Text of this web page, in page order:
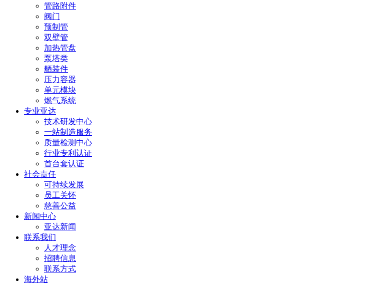
管路附件
阀门
预制管
双壁管
加热管盘
泵塔类
舾装件
压力容器
单元模块
燃气系统
专业亚达
技术研发中心
一站制造服务
质量检测中心
行业专利认证
首台套认证
社会责任
可持续发展
员工关怀
慈善公益
新闻中心
亚达新闻
联系我们
人才理念
招聘信息
联系方式
海外站